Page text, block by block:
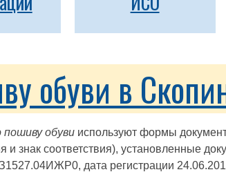
обуви в
обуви используют формы
и знак соответствия), установленные
дата регистрации